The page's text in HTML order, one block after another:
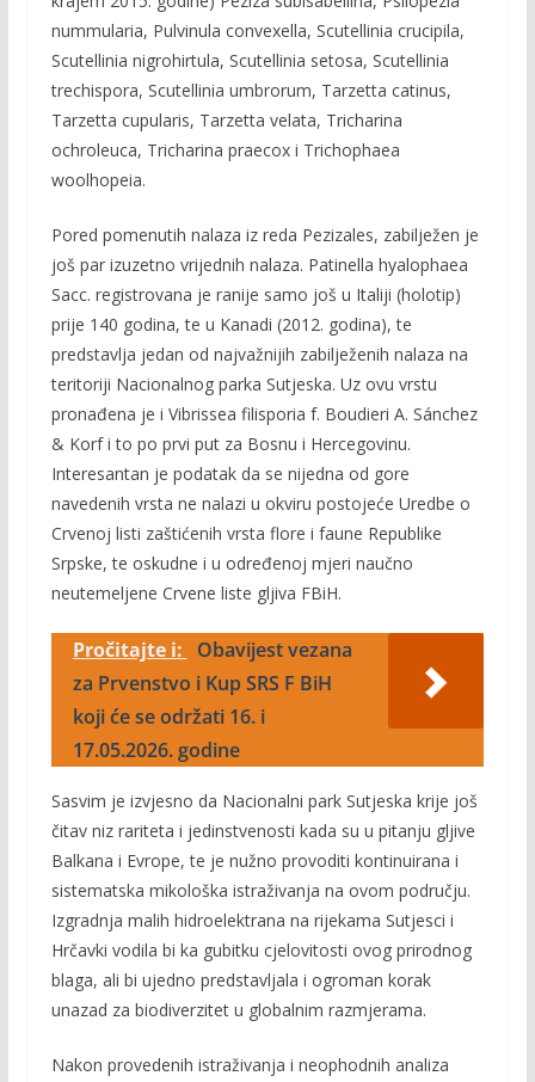
nummularia, Pulvinula convexella, Scutellinia crucipila,
Scutellinia nigrohirtula, Scutellinia setosa, Scutellinia
trechispora, Scutellinia umbrorum, Tarzetta catinus,
Tarzetta cupularis, Tarzetta velata, Tricharina
ochroleuca, Tricharina praecox i Trichophaea
woolhopeia.
Pored pomenutih nalaza iz reda Pezizales, zabilježen je
još par izuzetno vrijednih nalaza. Patinella hyalophaea
Sacc. registrovana je ranije samo još u Italiji (holotip)
prije 140 godina, te u Kanadi (2012. godina), te
predstavlja jedan od najvažnijih zabilježenih nalaza na
teritoriji Nacionalnog parka Sutjeska. Uz ovu vrstu
pronađena je i Vibrissea filisporia f. Boudieri A. Sánchez
& Korf i to po prvi put za Bosnu i Hercegovinu.
Interesantan je podatak da se nijedna od gore
navedenih vrsta ne nalazi u okviru postojeće Uredbe o
Crvenoj listi zaštićenih vrsta flore i faune Republike
Srpske, te oskudne i u određenoj mjeri naučno
neutemeljene Crvene liste gljiva FBiH.
Pročitajte i:
Obavijest vezana
za Prvenstvo i Kup SRS F BiH
koji će se održati 16. i
17.05.2026. godine
Sasvim je izvjesno da Nacionalni park Sutjeska krije još
čitav niz rariteta i jedinstvenosti kada su u pitanju gljive
Balkana i Evrope, te je nužno provoditi kontinuirana i
sistematska mikološka istraživanja na ovom području.
Izgradnja malih hidroelektrana na rijekama Sutjesci i
Hrčavki vodila bi ka gubitku cjelovitosti ovog prirodnog
blaga, ali bi ujedno predstavljala i ogroman korak
unazad za biodiverzitet u globalnim razmjerama.
Nakon provedenih istraživanja i neophodnih analiza